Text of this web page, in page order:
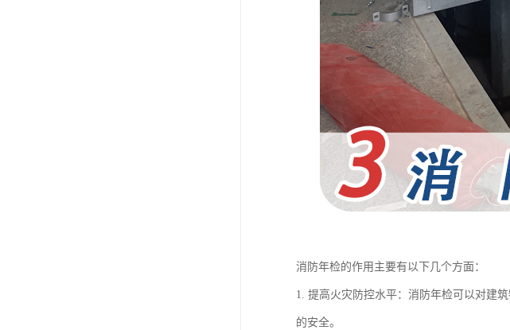
消防年检的作用主要有以下几个方面：
1. 提高火灾防控水平：消防年检可以对建
的安全。